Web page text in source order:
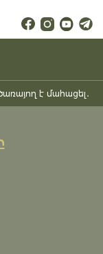
է մահացել․